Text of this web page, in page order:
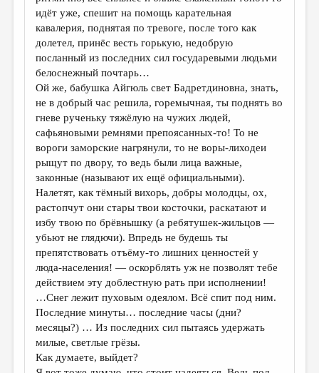
идёт уже, спешит на помощь карательная
кавалерия, поднятая по тревоге, после того как
долетел, принёс весть горькую, недобрую
посланный из последних сил государевыми людьми
белоснежный почтарь…
Ой же, бабушка Айгюль свет Бадретдиновна, знать,
не в добрый час решила, горемычная, ты поднять во
гневе рученьку тяжёлую на чужих людей,
сафьяновыми ремнями препоясанных-то! То не
вороги заморские нагрянули, то не воры-лиходеи
рыщут по двору, то ведь были лица важные,
законные (называют их ещё официальными).
Налетят, как тёмный вихорь, добры молодцы, ох,
растопчут они стары твои косточки, раскатают и
избу твою по брёвнышку (а ребятушек-жильцов —
убьют не глядючи). Впредь не будешь ты
препятствовать отъёму-то лишних ценностей у
люда-населения! — оскорблять уж не позволят тебе
действием эту доблестную рать при исполнении!
…Снег лежит пуховым одеялом. Всё спит под ним.
Последние минуты… последние часы (дни?
месяцы?) … Из последних сил пытаясь удержать
милые, светлые грёзы.
Как думаете, выйдет?